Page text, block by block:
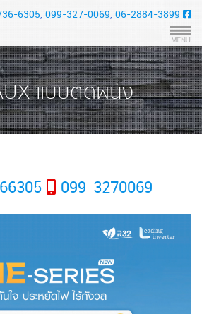
6305, 099-327-0069, 06-2884-3899
แบบติดผนัง
099-3270069